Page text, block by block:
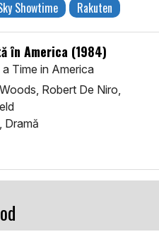
Showtime Rakuten
în America (1984)
Time in America
Robert De Niro,
Dramă